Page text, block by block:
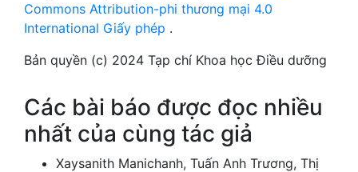
Commons Attribution-phi thương mại 4.0
International Giấy phép .
Bản quyền (c) 2024 Tạp chí Khoa học Điều dưỡng
Các bài báo được đọc nhiều
nhất của cùng tác giả
Xaysanith Manichanh, Tuấn Anh Trương, Thị